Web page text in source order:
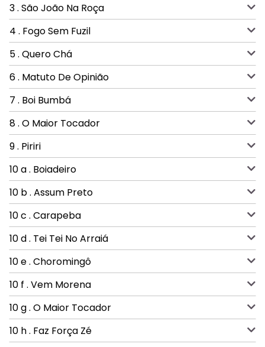
3 . São João Na Roça
4 . Fogo Sem Fuzil
5 . Quero Chá
6 . Matuto De Opinião
7 . Boi Bumbá
8 . O Maior Tocador
9 . Piriri
10 a . Boiadeiro
10 b . Assum Preto
10 c . Carapeba
10 d . Tei Tei No Arraiá
10 e . Choromingô
10 f . Vem Morena
10 g . O Maior Tocador
10 h . Faz Força Zé